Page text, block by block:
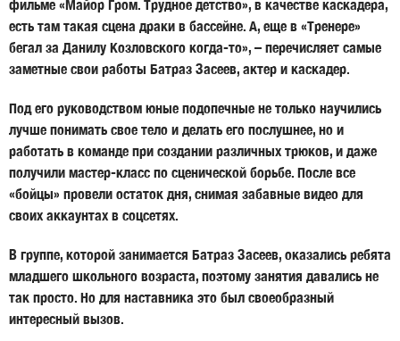
фильме «Майор Гром. Трудное детство», в качестве каскадера,
есть там такая сцена драки в бассейне. А, еще в «Тренере»
бегал за Данилу Козловского когда-то», – перечисляет самые
заметные свои работы Батраз Засеев, актер и каскадер.
Под его руководством юные подопечные не только научились
лучше понимать свое тело и делать его послушнее, но и
работать в команде при создании различных трюков, и даже
получили мастер-класс по сценической борьбе. После все
«бойцы» провели остаток дня, снимая забавные видео для
своих аккаунтах в соцсетях.
В группе, которой занимается Батраз Засеев, оказались ребята
младшего школьного возраста, поэтому занятия давались не
так просто. Но для наставника это был своеобразный
интересный вызов.